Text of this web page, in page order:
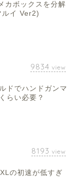
カボックスを分解
ルイ Ver2)
9834 view
ドでハンドガンマ
らい必要？
8193 view
の初速が低すぎ